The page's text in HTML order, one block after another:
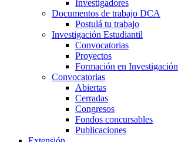
Investigadores
Documentos de trabajo DCA
Postulá tu trabajo
Investigación Estudiantil
Convocatorias
Proyectos
Formación en Investigación
Convocatorias
Abiertas
Cerradas
Congresos
Fondos concursables
Publicaciones